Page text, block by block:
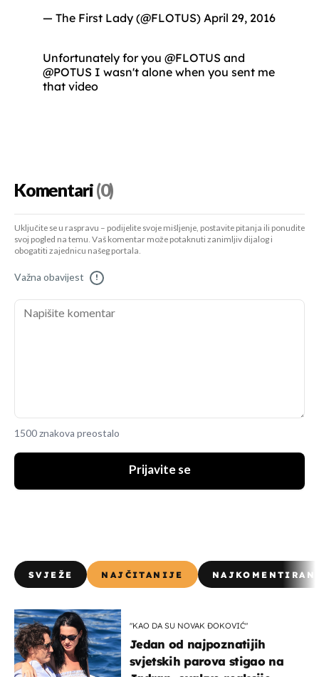
— The First Lady (@FLOTUS) April 29, 2016
Unfortunately for you @FLOTUS and
@POTUS I wasn't alone when you sent me
that video
Komentari(0)
Uključite se u raspravu – podijelite svoje mišljenje, postavite pitanja ili ponudite
svoj pogled na temu. Vaš komentar može potaknuti zanimljiv dijalog i
obogatiti zajednicu našeg portala.
Važna obavijest !
1500 znakova preostalo
Prijavite se
SVJEŽE NAJČITANIJE
"KAO DA SU NOVAK ĐOKOVIĆ"
Jedan od najpoznatijih
svjetskih parova stigao na